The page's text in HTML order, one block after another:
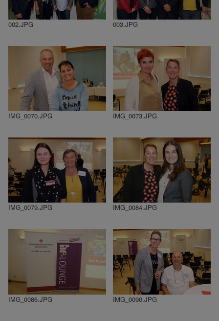
002.JPG 003.JPG
IMG_0070.JPG IMG_0073.JPG
IMG_0079.JPG IMG_0084.JPG
IMG_0086.JPG IMG_0090.JPG